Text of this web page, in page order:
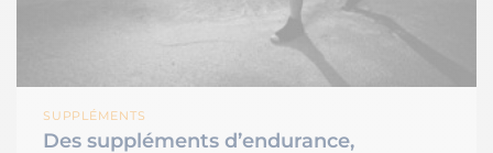
SUPPLÉMENTS
Des suppléments d’endurance,